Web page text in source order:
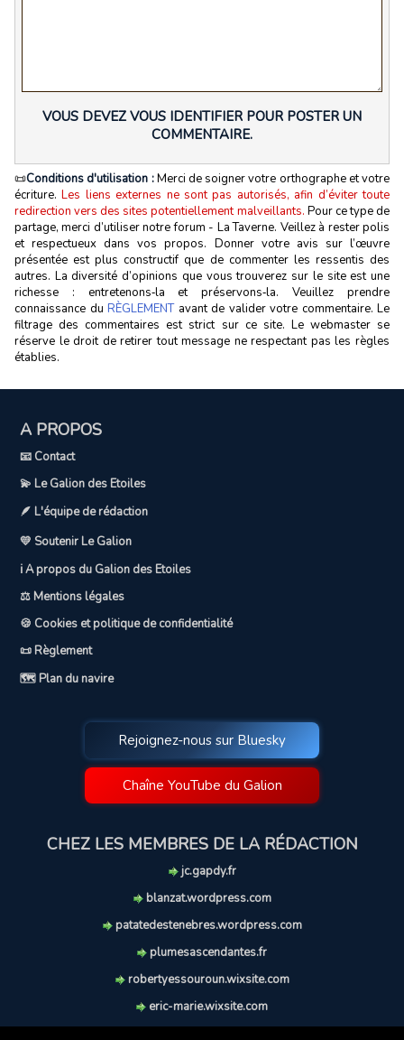
VOUS DEVEZ VOUS IDENTIFIER POUR POSTER UN
COMMENTAIRE.
📜Conditions d'utilisation :Merci de soigner votre orthographe et votre
écriture.Les liens externes ne sont pas autorisés, afin d’éviter toute
redirection vers des sites potentiellement malveillants. Pour ce type de
partage, merci d’utiliser notre forum - La Taverne. Veillez à rester polis
et respectueux dans vos propos. Donner votre avis sur l’œuvre
présentée est plus constructif que de commenter les ressentis des
autres. La diversité d’opinions que vous trouverez sur le site est une
richesse : entretenons‑la et préservons‑la. Veuillez prendre
connaissance du RÈGLEMENTavant de valider votre commentaire. Le
filtrage des commentaires est strict sur ce site. Le webmaster se
réserve le droit de retirer tout message ne respectant pas les règles
établies.
A PROPOS
📧 Contact
💫 Le Galion des Etoiles
🪶 L'équipe de rédaction
💛 Soutenir Le Galion
ℹ️ A propos du Galion des Etoiles
⚖️ Mentions légales
🍪 Cookies et politique de confidentialité
📜 Règlement
🗺️ Plan du navire
Rejoignez-nous sur Bluesky
Chaîne YouTube du Galion
CHEZ LES MEMBRES DE LA RÉDACTION
jc.gapdy.fr
blanzat.wordpress.com
patatedestenebres.wordpress.com
plumesascendantes.fr
robertyessouroun.wixsite.com
eric-marie.wixsite.com